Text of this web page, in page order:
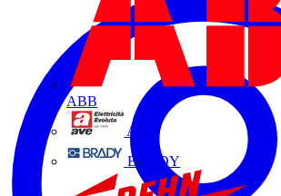
ABB
AVE
BRADY